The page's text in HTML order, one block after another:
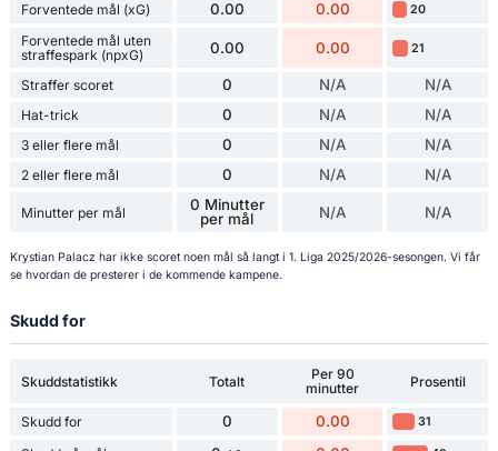
Forventede mål (xG) 0.00 0.00 20
Forventede mål uten
straffespark (npxG)
0.00 0.00 21
Straffer scoret 0 N/A N/A
Hat-trick 0 N/A N/A
3 eller flere mål 0 N/A N/A
2 eller flere mål 0 N/A N/A
Minutter per mål
0 Minutter
per mål
N/A N/A
Krystian Palacz har ikke scoret noen mål så langt i 1. Liga 2025/2026-sesongen. Vi får
se hvordan de presterer i de kommende kampene.
Skudd for
Skuddstatistikk Totalt
Per 90
minutter
Prosentil
Skudd for 0 0.00 31